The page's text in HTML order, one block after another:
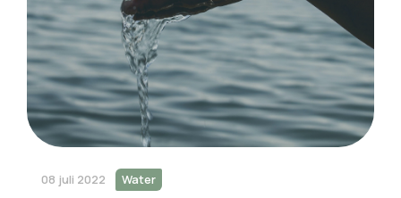
08 juli 2022 Water